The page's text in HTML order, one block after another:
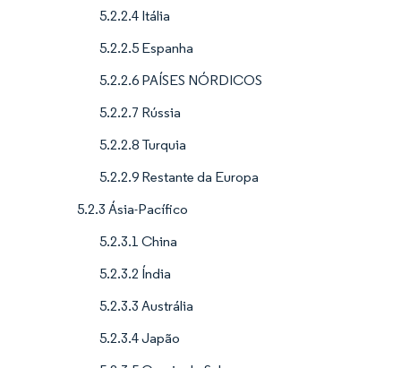
5.2.2.4 Itália
5.2.2.5 Espanha
5.2.2.6 PAÍSES NÓRDICOS
5.2.2.7 Rússia
5.2.2.8 Turquia
5.2.2.9 Restante da Europa
5.2.3 Ásia-Pacífico
5.2.3.1 China
5.2.3.2 Índia
5.2.3.3 Austrália
5.2.3.4 Japão